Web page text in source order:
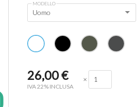
MODELLO
Uomo
26,00€
IVA 22% INCLUSA
×